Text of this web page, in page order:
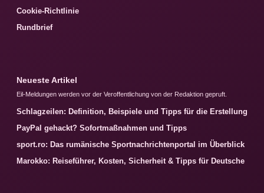
Cookie-Richtlinie
Rundbrief
Neueste Artikel
Eil-Meldungen werden vor der Veroffentlichung von der Redaktion gepruft.
Schlagzeilen: Definition, Beispiele und Tipps für die Erstellung
PayPal gehackt? Sofortmaßnahmen und Tipps
sport.ro: Das rumänische Sportnachrichtenportal im Überblick
Marokko: Reiseführer, Kosten, Sicherheit & Tipps für Deutsche